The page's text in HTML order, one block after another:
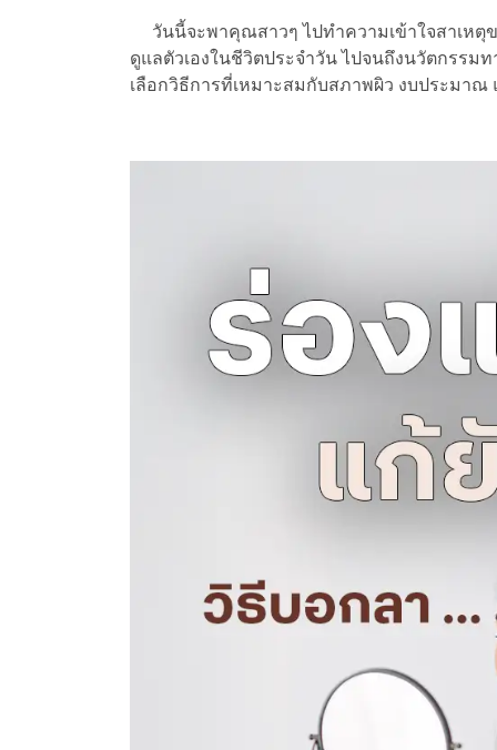
วันนี้จะพาคุณสาวๆ ไปทำความเข้าใจสาเหตุ
ดูแลตัวเองในชีวิตประจำวัน ไปจนถึงนวัตกรรม
เลือกวิธีการที่เหมาะสมกับสภาพผิว งบประมาณ